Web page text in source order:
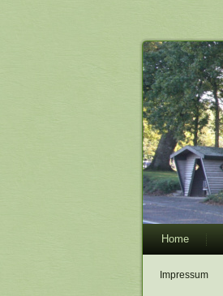
Home
Impressum